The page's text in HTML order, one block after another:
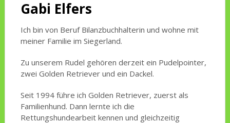
Gabi Elfers
Ich bin von Beruf Bilanzbuchhalterin und wohne mit
meiner Familie im Siegerland.
Zu unserem Rudel gehören derzeit ein Pudelpointer,
zwei Golden Retriever und ein Dackel.
Seit 1994 führe ich Golden Retriever, zuerst als
Familienhund. Dann lernte ich die
Rettungshundearbeit kennen und gleichzeitig